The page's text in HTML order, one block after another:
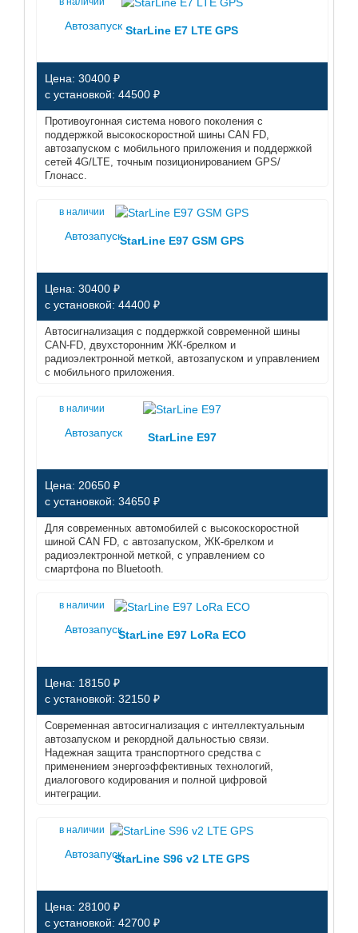
Автозапуск StarLine E7 LTE GPS
Цена: 30400 ₽
с установкой: 44500 ₽
Противоугонная система нового поколения с
поддержкой высокоскоростной шины CAN FD,
автозапуском с мобильного приложения и поддержкой
сетей 4G/LTE, точным позиционированием GPS/
Глонасс.
в наличии
АвтозапускStarLine E97 GSM GPS
Цена: 30400 ₽
с установкой: 44400 ₽
Автосигнализация с поддержкой современной шины
CAN-FD, двухсторонним ЖК-брелком и
радиоэлектронной меткой, автозапуском и управлением
с мобильного приложения.
в наличии
Автозапуск StarLine E97
Цена: 20650 ₽
с установкой: 34650 ₽
Для современных автомобилей с высокоскоростной
шиной CAN FD, с автозапуском, ЖК-брелком и
радиоэлектронной меткой, с управлением со
смартфона по Bluetooth.
в наличии
АвтозапускStarLine E97 LoRa ECO
Цена: 18150 ₽
с установкой: 32150 ₽
Современная автосигнализация с интеллектуальным
автозапуском и рекордной дальностью связи.
Надежная защита транспортного средства с
применением энергоэффективных технологий,
диалогового кодирования и полной цифровой
интеграции.
в наличии
АвтозапускStarLine S96 v2 LTE GPS
Цена: 28100 ₽
с установкой: 42700 ₽